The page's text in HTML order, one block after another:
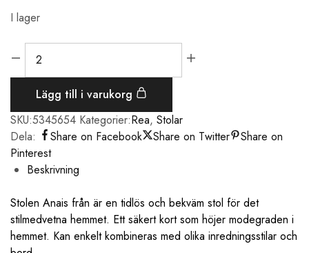
I lager
Lägg till i varukorg
SKU:5345654 Kategorier:Rea, Stolar
Dela:
Share on Facebook Share on Twitter
Share on
Pinterest
Beskrivning
Stolen Anais från är en tidlös och bekväm stol för det
stilmedvetna hemmet. Ett säkert kort som höjer modegraden i
hemmet. Kan enkelt kombineras med olika inredningsstilar och